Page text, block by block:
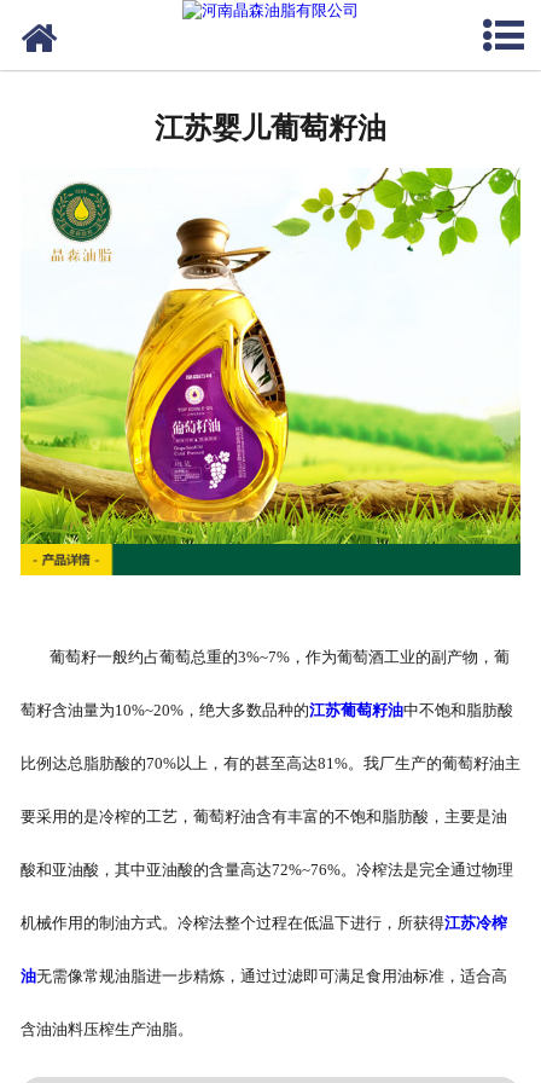
江苏来料代工
江苏婴儿葡萄籽油
葡萄籽一般约占葡萄总重的3%~7%，作为葡萄酒工业的副产物，葡
萄籽含油量为10%~20%，绝大多数品种的江苏葡萄籽油中不饱和脂肪酸
比例达总脂肪酸的70%以上，有的甚至高达81%。我厂生产的葡萄籽油主
要采用的是冷榨的工艺，葡萄籽油含有丰富的不饱和脂肪酸，主要是油
酸和亚油酸，其中亚油酸的含量高达72%~76%。冷榨法是完全通过物理
机械作用的制油方式。冷榨法整个过程在低温下进行，所获得江苏冷榨
油无需像常规油脂进一步精炼，通过过滤即可满足食用油标准，适合高
含油油料压榨生产油脂。